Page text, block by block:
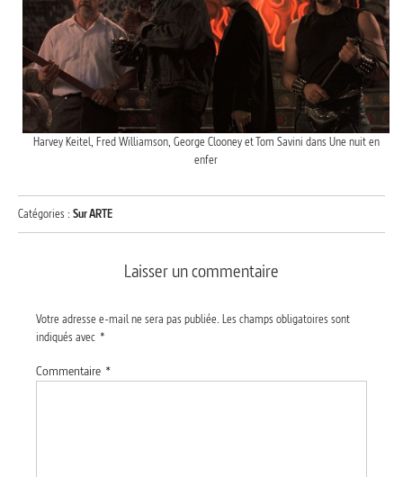
Harvey Keitel, Fred Williamson, George Clooney et Tom Savini dans Une nuit en
enfer
Catégories : Sur ARTE
Laisser un commentaire
Votre adresse e-mail ne sera pas publiée. Les champs obligatoires sont
indiqués avec *
Commentaire *